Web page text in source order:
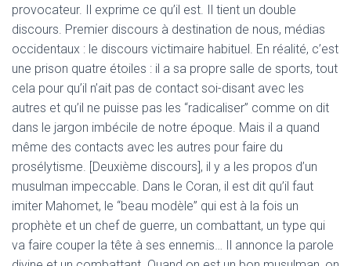
provocateur. Il exprime ce qu’il est. Il tient un double
discours. Premier discours à destination de nous, médias
occidentaux : le discours victimaire habituel. En réalité, c’est
une prison quatre étoiles : il a sa propre salle de sports, tout
cela pour qu’il n’ait pas de contact soi-disant avec les
autres et qu’il ne puisse pas les “radicaliser” comme on dit
dans le jargon imbécile de notre époque. Mais il a quand
même des contacts avec les autres pour faire du
prosélytisme. [Deuxième discours], il y a les propos d’un
musulman impeccable. Dans le Coran, il est dit qu’il faut
imiter Mahomet, le “beau modèle” qui est à la fois un
prophète et un chef de guerre, un combattant, un type qui
va faire couper la tête à ses ennemis… Il annonce la parole